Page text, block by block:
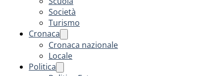
Società
Turismo
Cronaca
Cronaca nazionale
Locale
Politica